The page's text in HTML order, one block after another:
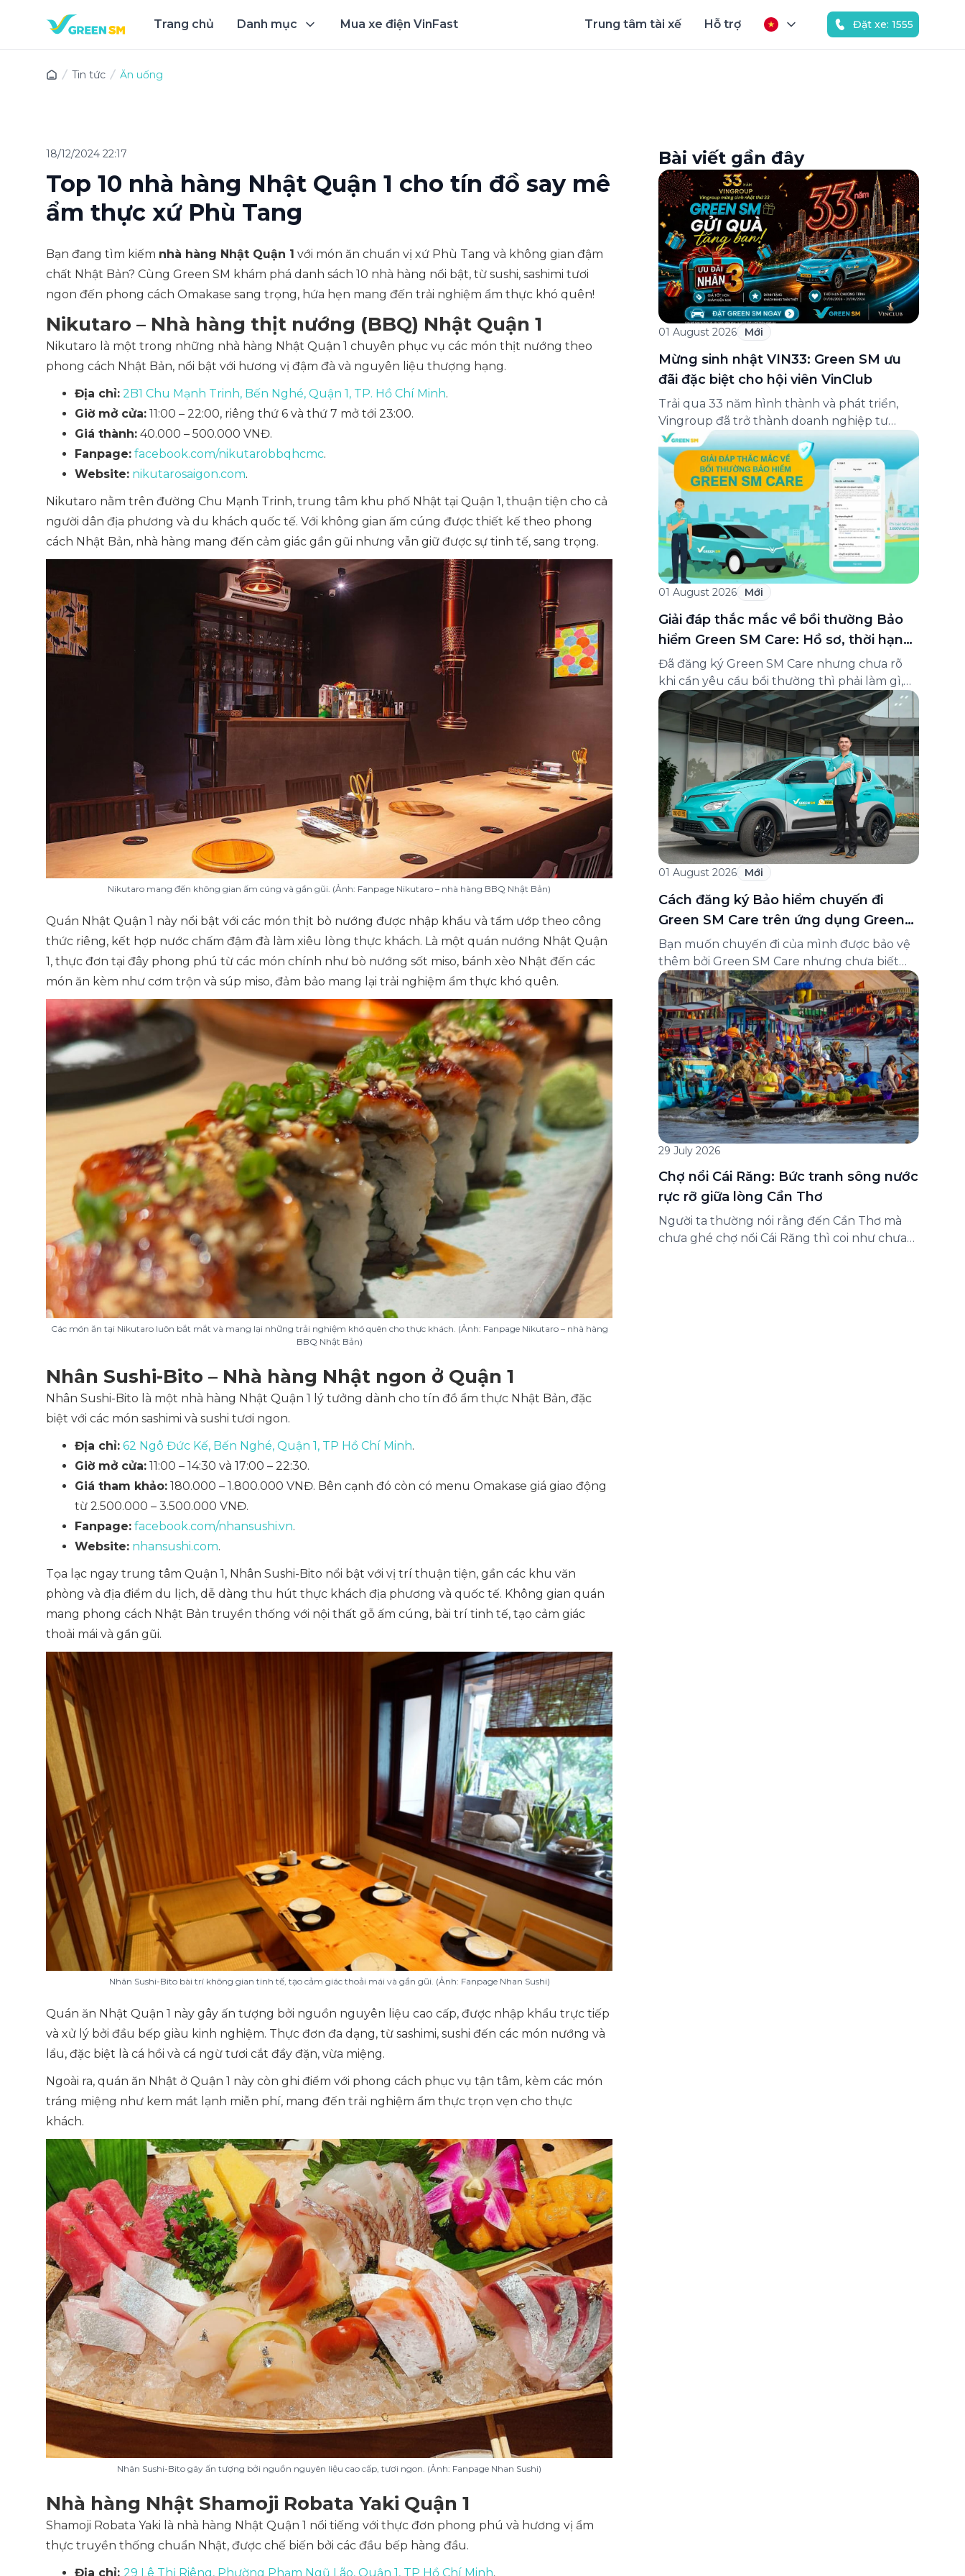
Trang chủ Danh mục Mua xe điện VinFast Trung tâm tài xế Hỗ trợ Đặt xe: 1555
Tin tức Ăn uống
18/12/2024 22:17
Top 10 nhà hàng Nhật Quận 1 cho tín đồ say mê
ẩm thực xứ Phù Tang
Bạn đang tìm kiếm nhà hàng Nhật Quận 1 với món ăn chuẩn vị xứ Phù Tang và không gian đậm
chất Nhật Bản? Cùng Green SM khám phá danh sách 10 nhà hàng nổi bật, từ sushi, sashimi tươi
ngon đến phong cách Omakase sang trọng, hứa hẹn mang đến trải nghiệm ẩm thực khó quên!
Nikutaro – Nhà hàng thịt nướng (BBQ) Nhật Quận 1
Nikutaro là một trong những nhà hàng Nhật Quận 1 chuyên phục vụ các món thịt nướng theo
phong cách Nhật Bản, nổi bật với hương vị đậm đà và nguyên liệu thượng hạng.
Địa chỉ: 2B1 Chu Mạnh Trinh, Bến Nghé, Quận 1, TP. Hồ Chí Minh.
Giờ mở cửa: 11:00 – 22:00, riêng thứ 6 và thứ 7 mở tới 23:00.
Giá thành: 40.000 – 500.000 VNĐ.
Fanpage: facebook.com/nikutarobbqhcmc.
Website: nikutarosaigon.com.
Nikutaro nằm trên đường Chu Mạnh Trinh, trung tâm khu phố Nhật tại Quận 1, thuận tiện cho cả
người dân địa phương và du khách quốc tế. Với không gian ấm cúng được thiết kế theo phong
cách Nhật Bản, nhà hàng mang đến cảm giác gần gũi nhưng vẫn giữ được sự tinh tế, sang trọng.
Nikutaro mang đến không gian ấm cúng và gần gũi. (Ảnh: Fanpage Nikutaro – nhà hàng BBQ Nhật Bản)
Quán Nhật Quận 1 này nổi bật với các món thịt bò nướng được nhập khẩu và tẩm ướp theo công
thức riêng, kết hợp nước chấm đậm đà làm xiêu lòng thực khách. Là một quán nướng Nhật Quận
1, thực đơn tại đây phong phú từ các món chính như bò nướng sốt miso, bánh xèo Nhật đến các
món ăn kèm như cơm trộn và súp miso, đảm bảo mang lại trải nghiệm ẩm thực khó quên.
Các món ăn tại Nikutaro luôn bắt mắt và mang lại những trải nghiệm khó quên cho thực khách. (Ảnh: Fanpage Nikutaro – nhà hàng
BBQ Nhật Bản)
Nhân Sushi-Bito – Nhà hàng Nhật ngon ở Quận 1
Nhân Sushi-Bito là một nhà hàng Nhật Quận 1 lý tưởng dành cho tín đồ ẩm thực Nhật Bản, đặc
biệt với các món sashimi và sushi tươi ngon.
Địa chỉ: 62 Ngô Đức Kế, Bến Nghé, Quận 1, TP Hồ Chí Minh.
Giờ mở cửa: 11:00 – 14:30 và 17:00 – 22:30.
Giá tham khảo: 180.000 – 1.800.000 VNĐ. Bên cạnh đó còn có menu Omakase giá giao động
từ 2.500.000 – 3.500.000 VNĐ.
Fanpage: facebook.com/nhansushi.vn.
Website: nhansushi.com.
Tọa lạc ngay trung tâm Quận 1, Nhân Sushi-Bito nổi bật với vị trí thuận tiện, gần các khu văn
phòng và địa điểm du lịch, dễ dàng thu hút thực khách địa phương và quốc tế. Không gian quán
mang phong cách Nhật Bản truyền thống với nội thất gỗ ấm cúng, bài trí tinh tế, tạo cảm giác
thoải mái và gần gũi.
Nhân Sushi-Bito bài trí không gian tinh tế, tạo cảm giác thoải mái và gần gũi. (Ảnh: Fanpage Nhan Sushi)
Quán ăn Nhật Quận 1 này gây ấn tượng bởi nguồn nguyên liệu cao cấp, được nhập khẩu trực tiếp
và xử lý bởi đầu bếp giàu kinh nghiệm. Thực đơn đa dạng, từ sashimi, sushi đến các món nướng và
lẩu, đặc biệt là cá hồi và cá ngừ tươi cắt đầy đặn, vừa miệng.
Ngoài ra, quán ăn Nhật ở Quận 1 này còn ghi điểm với phong cách phục vụ tận tâm, kèm các món
tráng miệng như kem mát lạnh miễn phí, mang đến trải nghiệm ẩm thực trọn vẹn cho thực
khách.
Nhân Sushi-Bito gây ấn tượng bởi nguồn nguyên liệu cao cấp, tươi ngon. (Ảnh: Fanpage Nhan Sushi)
Nhà hàng Nhật Shamoji Robata Yaki Quận 1
Shamoji Robata Yaki là nhà hàng Nhật Quận 1 nổi tiếng với thực đơn phong phú và hương vị ẩm
thực truyền thống chuẩn Nhật, được chế biến bởi các đầu bếp hàng đầu.
Địa chỉ: 29 Lê Thị Riêng, Phường Phạm Ngũ Lão, Quận 1, TP Hồ Chí Minh.
Bài viết gần đây
01 August 2026 Mới
Mừng sinh nhật VIN33: Green SM ưu
đãi đặc biệt cho hội viên VinClub
Trải qua 33 năm hình thành và phát triển,
Vingroup đã trở thành doanh nghiệp tư
nhân đa ngành lớn nhất Việt Nam, lọt Top 30
doanh nghiệp lớn nhất Đông Nam Á theo
bảng xếp hạng của Tạp chí Fortune (Mỹ).
Nhân kỷ niệm 33 năm thành lập (8/8/1993
đến 8/8/2026), Green SM trân […]
01 August 2026 Mới
Giải đáp thắc mắc về bồi thường Bảo
hiểm Green SM Care: Hồ sơ, thời hạn
và cách liên hệ hỗ trợ
Đã đăng ký Green SM Care nhưng chưa rõ
khi cần yêu cầu bồi thường thì phải làm gì,
hồ sơ ra sao, hay giấy chứng nhận bảo hiểm
tìm ở đâu? Bài viết này tổng hợp đầy đủ các
câu hỏi thường gặp nhất về quy trình bồi
thường và hỗ trợ của Green […]
01 August 2026 Mới
Cách đăng ký Bảo hiểm chuyến đi
Green SM Care trên ứng dụng Green
SM
Bạn muốn chuyến đi của mình được bảo vệ
thêm bởi Green SM Care nhưng chưa biết
đăng ký ở đâu? Bài viết dưới đây sẽ hướng
dẫn chi tiết cách tham gia (và hủy tham gia)
gói bảo hiểm này ngay trên ứng dụng Green
SM, cùng những lưu ý quan trọng trước khi
[…]
29 July 2026
Chợ nổi Cái Răng: Bức tranh sông nước
rực rỡ giữa lòng Cần Thơ
Người ta thường nói rằng đến Cần Thơ mà
chưa ghé chợ nổi Cái Răng thì coi như chưa